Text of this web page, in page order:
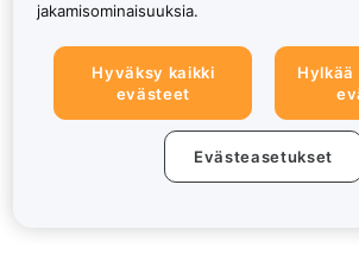
jakamisominaisuuksia.
Hyväksy kaikki
evästeet
Evästeasetukset